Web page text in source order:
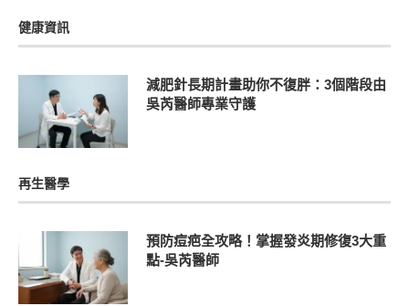
健康資訊
減肥針長期計畫助你不復胖：3個階段由
吳芮醫師專業守護
再生醫學
預防痘疤全攻略！掌握發炎期修復3大重
點-吳芮醫師